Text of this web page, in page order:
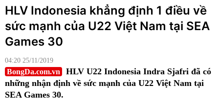
HLV Indonesia khẳng định 1 điều về
sức mạnh của U22 Việt Nam tại SEA
Games 30
04:20 25/11/2019
BongDa.com.vn
HLV U22 Indonesia Indra Sjafri đã có
những nhận định về sức mạnh của U22 Việt Nam tại
SEA Games 30.